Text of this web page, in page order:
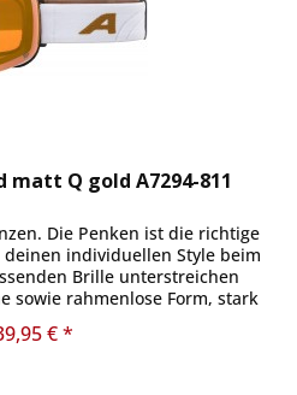
Q gold A7294-811
Die Penken ist die richtige
individuellen Style beim
Brille unterstreichen
sowie rahmenlose Form, stark
€ *